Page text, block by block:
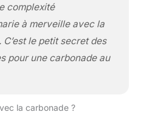
complexité
à merveille avec la
le petit secret des
pour une carbonade au
la carbonade ?